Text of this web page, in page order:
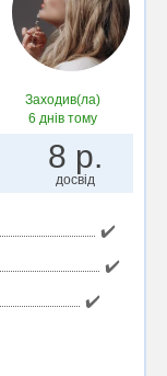
Заходив(ла)
6 днів тому
8 р.
досвід
✔️
✔️
✔️